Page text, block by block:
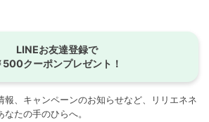
LINEお友達登録で
500クーポンプレゼント！
報、キャンペーンのお知らせなど、リリエネネ
たの手のひらへ。